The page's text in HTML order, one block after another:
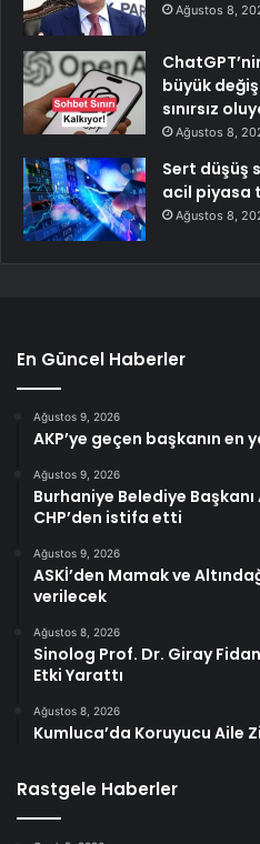
Ağustos 8,
büyük
sınırsız
Ağustos 8,
Sert düşüş
acil piyasa
Ağustos 8,
En Güncel Haberler
Ağustos 9, 2026
AKP’ye geçen başkanın en
Ağustos 9, 2026
Burhaniye Belediye
CHP’den istifa etti
Ağustos 9, 2026
ASKİ’den Mamak ve
verilecek
Ağustos 8, 2026
Sinolog Prof. Dr. Giray
Etki Yarattı
Ağustos 8, 2026
Kumluca’da Koruyucu Aile
Rastgele Haberler